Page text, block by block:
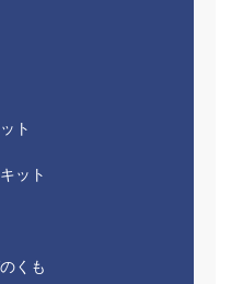
ト
ット
くも